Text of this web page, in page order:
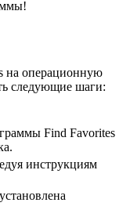
на операционную
следующие шаги:
Find Favorites
инструкциям